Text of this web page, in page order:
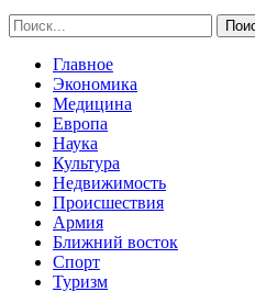
Главное
Экономика
Медицина
Европа
Наука
Культура
Недвижимость
Происшествия
Армия
Ближний восток
Спорт
Туризм